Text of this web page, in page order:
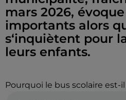
mars 2026,
importants alors
s‘inquiètent pour
leurs enfants.
Pourquoi le bus scolaire est-